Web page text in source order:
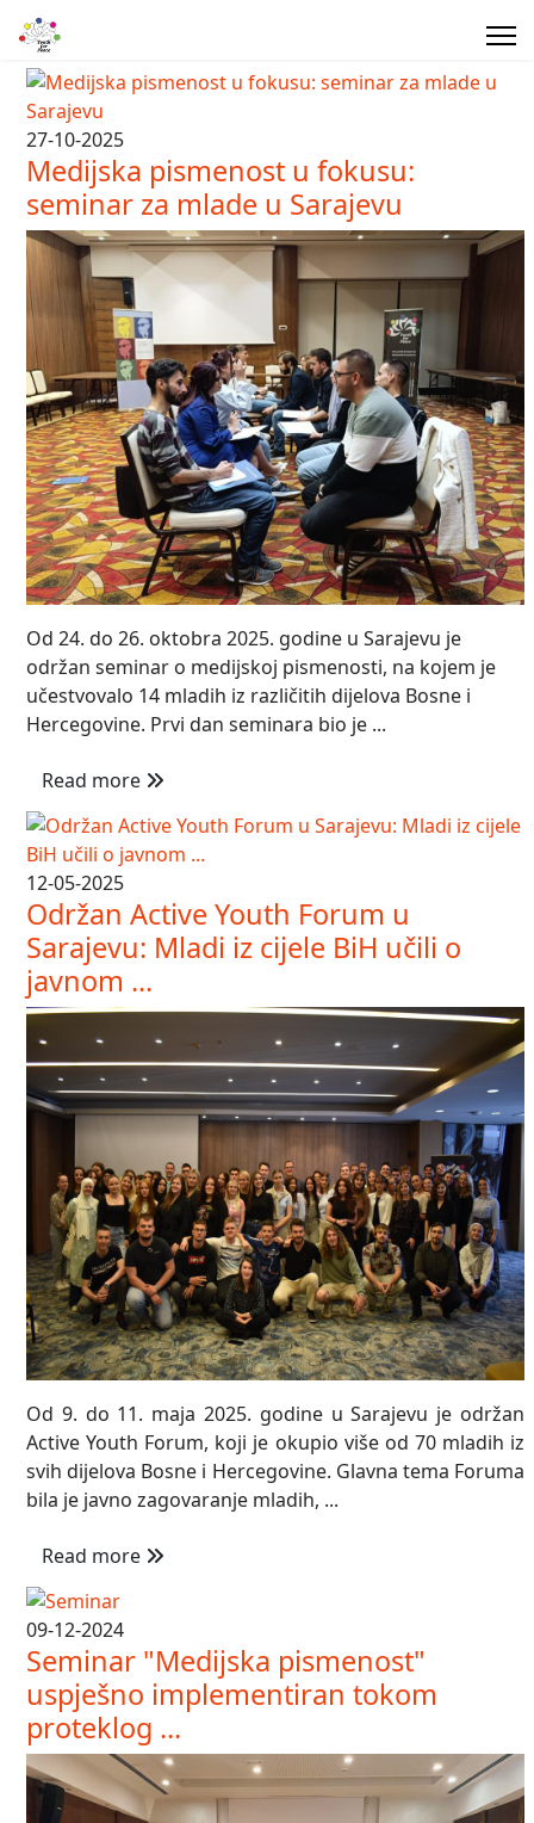
27-10-2025
Medijska pismenost u fokusu:
seminar za mlade u Sarajevu
Od 24. do 26. oktobra 2025. godine u Sarajevu je
održan seminar o medijskoj pismenosti, na kojem je
učestvovalo 14 mladih iz različitih dijelova Bosne i
Hercegovine. Prvi dan seminara bio je ...
Read more
12-05-2025
Održan Active Youth Forum u
Sarajevu: Mladi iz cijele BiH učili o
javnom ...
Od 9. do 11. maja 2025. godine u Sarajevu je održan
Active Youth Forum, koji je okupio više od 70 mladih iz
svih dijelova Bosne i Hercegovine. Glavna tema Foruma
bila je javno zagovaranje mladih, ...
Read more
09-12-2024
Seminar "Medijska pismenost"
uspješno implementiran tokom
proteklog ...